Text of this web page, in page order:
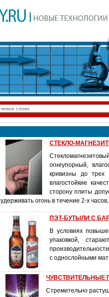
СТЕКЛО-
огнеупорный,
кривизны до трех
влагостойкие
сторону плиты
удерживать огонь в течение 2-х
ПЭТ-БУТЫЛИ С
В условиях
упаковкой,
с однослойными
ЧУВСТВИТЕЛЬНЫЕ
Стремительно